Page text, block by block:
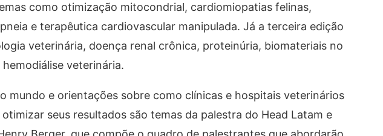
como otimização mitocondrial, cardiomiopatias felinas,
e terapêutica cardiovascular manipulada. Já a terceira edição
veterinária, doença renal crônica, proteinúria, biomateriais no
veterinária.
mundo e orientações sobre como clínicas e hospitais veterinários
seus resultados são temas da palestra do Head Latam e